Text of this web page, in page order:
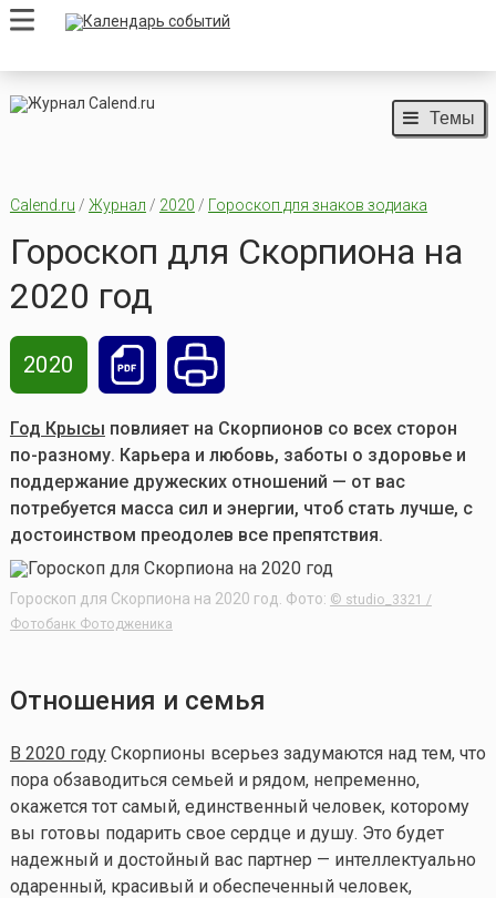
Темы
Calend.ru / Журнал / 2020 / Гороскоп для знаков зодиака
Гороскоп для Скорпиона на
2020 год
2020
Год Крысы повлияет на Скорпионов со всех сторон
по-разному. Карьера и любовь, заботы о здоровье и
поддержание дружеских отношений — от вас
потребуется масса сил и энергии, чтоб стать лучше, с
достоинством преодолев все препятствия.
Гороскоп для Скорпиона на 2020 год. Фото: © studio_3321 /
Фотобанк Фотодженика
Отношения и семья
В 2020 годуСкорпионы всерьез задумаются над тем, что
пора обзаводиться семьей и рядом, непременно,
окажется тот самый, единственный человек, которому
вы готовы подарить свое сердце и душу. Это будет
надежный и достойный вас партнер — интеллектуально
одаренный, красивый и обеспеченный человек,